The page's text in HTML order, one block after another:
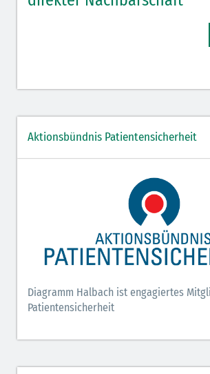
Aktionsbündnis Patientensicherheit
Diagramm Halbach ist engagiertes
Patientensicherheit